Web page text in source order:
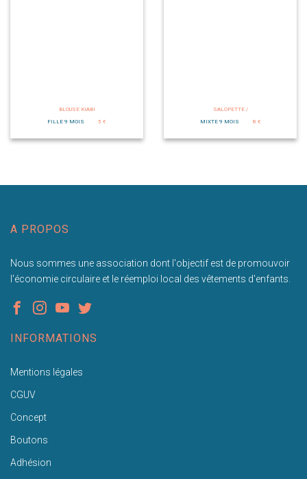
BLOUSE KIABI
FILLE 9 MOIS
5 €
SALOPETTE /
MIXTE 9 MOIS
8 €
A PROPOS
Nous sommes une association dont l'objectif est de promouvoir
l'économie circulaire et le réemploi local des vêtements d'enfants.
INFORMATIONS
Mentions légales
CGUV
Concept
Boutons
Adhésion